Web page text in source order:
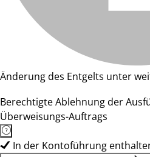
Änderung des Entgelts unter
Berechtigte Ablehnung der
Überweisungs-Auftrags
In der Kontoführung